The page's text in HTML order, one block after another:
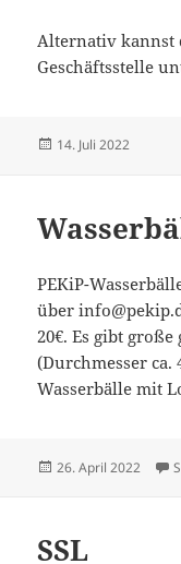
Alternativ kannst
Geschäftsstelle
Veröffentlicht
14. Juli 2022
PEKiP-
über
20€. Es gibt
(Durchmesser
Wasserbälle mit
Veröffentlicht
26. April 2022
SSL